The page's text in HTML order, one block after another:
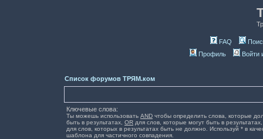
FAQ
Профиль
Войти
Список форумов ТРЯМ.ком
Ключевые слова:
Ты можешь использовать AND чтобы определить слова, которые
быть в результатах, OR для слов, которые могут быть в
для слов, которых в результатах быть не должно. Используй * в
шаблона для частичного совпадения.